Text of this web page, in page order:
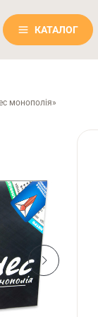
КАТАЛОГ
монополія»